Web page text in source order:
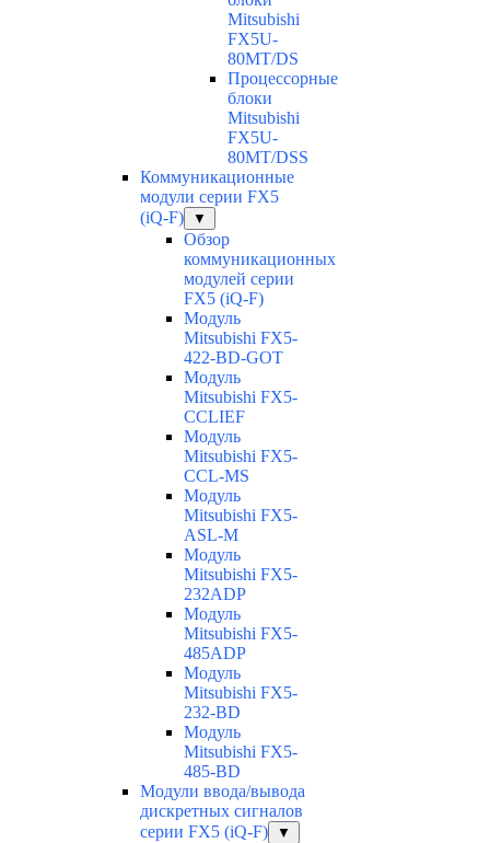
Mitsubishi
FX5U-
80MT/DS
Процессорные
блоки
Mitsubishi
FX5U-
80MT/DSS
Коммуникационные
модули серии FX5
(iQ-F)
▼
Обзор
коммуникационных
модулей серии
FX5 (iQ-F)
Модуль
Mitsubishi FX5-
422-BD-GOT
Модуль
Mitsubishi FX5-
CCLIEF
Модуль
Mitsubishi FX5-
CCL-MS
Модуль
Mitsubishi FX5-
ASL-M
Модуль
Mitsubishi FX5-
232ADP
Модуль
Mitsubishi FX5-
485ADP
Модуль
Mitsubishi FX5-
232-BD
Модуль
Mitsubishi FX5-
485-BD
Модули ввода/вывода
дискретных сигналов
серии FX5 (iQ-F)
▼